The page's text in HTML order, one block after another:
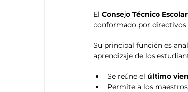
El Consejo Técnico Escolar
conformado por directivos
Su principal función es
aprendizaje de los
Se reúne el último
Permite a los